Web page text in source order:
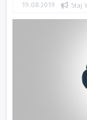
19.08.2019 Staj